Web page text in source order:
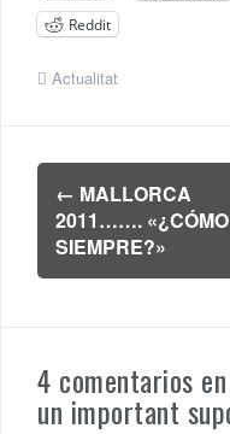
Reddit
Actualitat
Navegación
de
entradas
← MALLORCA
2011……. «¿CÓMO
SIEMPRE?»
4 comentarios
un important